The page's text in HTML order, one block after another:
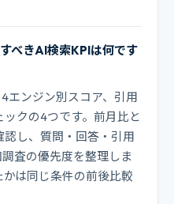
べきAI検索KPIは何です
エンジン別スコア、引用
クの4つです。前月比と
し、質問・回答・引用
査の優先度を整理しま
は同じ条件の前後比較